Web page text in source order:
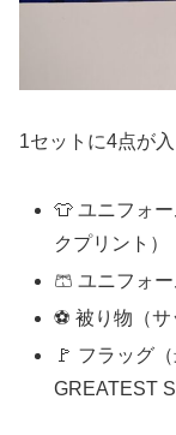
1セットに4点が入
👕 ユニフォ
クプリント）
🩳 ユニフォ
⚽ 被り物（サ
🚩 フラッグ
GREATEST